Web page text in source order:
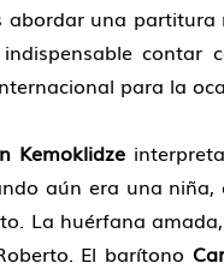
una
contar
para la
Kemoklidze
aún era una
La huérfana
El barítono